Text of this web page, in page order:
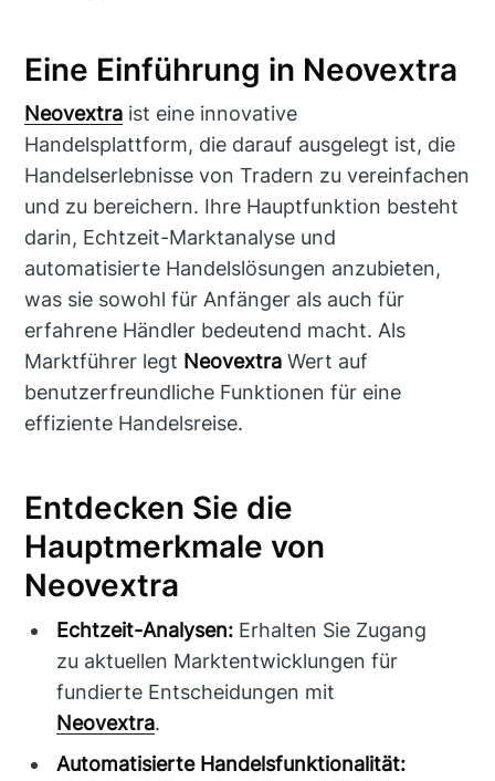
Eine Einführung in Neovextra
Neovextra ist eine innovative
Handelsplattform, die darauf ausgelegt ist, die
Handelserlebnisse von Tradern zu vereinfachen
und zu bereichern. Ihre Hauptfunktion besteht
darin, Echtzeit-Marktanalyse und
automatisierte Handelslösungen anzubieten,
was sie sowohl für Anfänger als auch für
erfahrene Händler bedeutend macht. Als
Marktführer legt Neovextra Wert auf
benutzerfreundliche Funktionen für eine
effiziente Handelsreise.
Entdecken Sie die
Hauptmerkmale von
Neovextra
Echtzeit-Analysen: Erhalten Sie Zugang
zu aktuellen Marktentwicklungen für
fundierte Entscheidungen mit
Neovextra.
Automatisierte Handelsfunktionalität: